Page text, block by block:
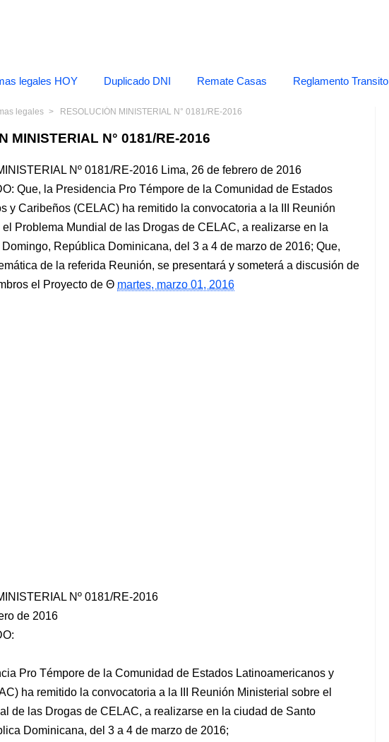
legales HOY Duplicado DNI Remate Casas Reglamento Transito
legales RESOLUCIÓN MINISTERIAL N° 0181/RE-2016
MINISTERIAL N° 0181/RE-2016
Nº 0181/RE-2016 Lima, 26 de febrero de 2016
Que, la Presidencia Pro Témpore de la Comunidad de Estados
y Caribeños (CELAC) ha remitido la convocatoria a la III Reunión
el Problema Mundial de las Drogas de CELAC, a realizarse en la
República Dominicana, del 3 a 4 de marzo de 2016; Que,
de la referida Reunión, se presentará y someterá a discusión de
el Proyecto de
martes, marzo 01, 2016
Nº 0181/RE-2016
de 2016
Pro Témpore de la Comunidad de Estados Latinoamericanos y
ha remitido la convocatoria a la III Reunión Ministerial sobre el
de las Drogas de CELAC, a realizarse en la ciudad de Santo
Dominicana, del 3 a 4 de marzo de 2016;